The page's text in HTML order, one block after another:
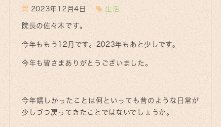
2023年12月4日 生活
院長の佐々木です。
今年ももう12月です。2023年もあと少しです。
今年も皆さまありがとうございました。
今年嬉しかったことは何といっても昔のような日常が
少しづつ戻ってきたことではないでしょうか。